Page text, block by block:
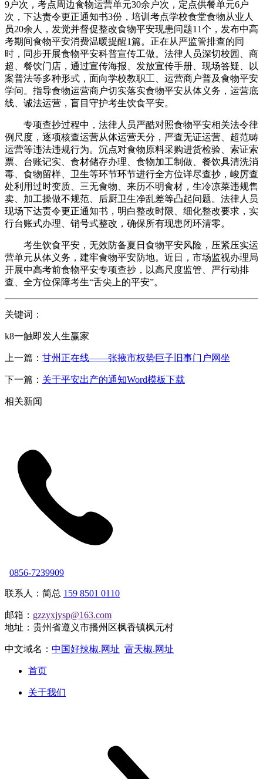
9户次，考点周边食物运营单元30余户次，定点供餐单元6户
次，下达责令更正通知书3份，培训考点学校食堂食物从业人
员20余人，发觉并督促整改食物平安现患问题11个，发布中高
考期间食物平安消费温暖提醒1篇。正在从严监管排查的同
时，同步开展食物平安科普宣传工做。法律人员深切校园、商
超、餐饮门店，通过宣传海报、发放宣传手册、现场答疑、以
案普法等多种形式，面向学校教职工、运营商户普及食物平安
学问。指导食物运营商户切实落实食物平安从体义务，运营底
线、诚法运营，盲目守护考生饮食平安。
专项查抄过程中，法律人员严酷对照食物平安相关法令律
例尺度，逐项核查运营从体运营天分，严查无证运营、超范畴
运营等违法违规行为。沉点对食物原料采购进货检验、索证索
票、台账记实、食材储存办理、食物加工制做、餐饮具清洗消
毒、食物留样、卫生等环节环节进行全方位详尽查抄，峻厉查
处利用过时变质、三无食物、来历不明食材，生冷凉菜违规售
卖、加工操做不规范、后厨卫生净乱差等凸起问题。法律人员
现场下达责令更正通知书，明白整改时限、细化整改要求，实
行台账式办理、销号式整改，确保所有现患闭环清零。
考生饮食平安，无效防备夏日食物平安风险，压紧压实运
营单元从体义务，建牢食物平安防地。近日，市场监视办理局
开展中高考前食物平安专项查抄，以高尺度监管、严行动排
查、全方位保障考生“舌尖上的平安”。
关键词：
k8一触即发人生赢家
上一篇： 甘州正在线——张掖市权势巨子旧事门户网坐
下一篇： 关于平安出产的通知Word模板下载
相关新闻
0856-7239909
联系人：简总 159 8501 0110
邮箱： gzzyxjysp@163.com
地址：贵州省遵义市播州区枫香镇枫元村
中文域名： 中国好辣椒.网址 雷天椒.网址
首页
关于我们